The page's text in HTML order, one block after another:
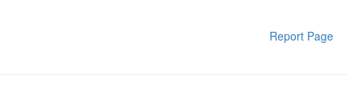
Report Page